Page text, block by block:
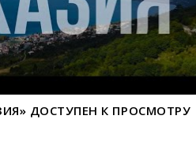
ДОСТУПЕН К ПРОСМОТРУ